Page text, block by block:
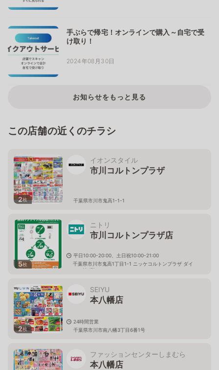
手ぶらで帰宅！オンラインで購入～自宅で受
け取り！
2024年08月30日
お知らせをもっと見る
この店舗の近くのチラシ
2枚
イオンスタイル
市川コルトンプラザ
千葉県市川市鬼高1-1-1
5枚
ニトリ
市川コルトンプラザ店
平日10:00-20:00、土日祝10:00-21:00
千葉県市川市鬼高1丁目1-1 ニッケコルトンプラザ ダイ
エー棟4階
2枚
SEIYU
本八幡店
24時間営業
千葉県市川市南八幡3丁目6番1号
ファッションセンターしまむら
本八幡店